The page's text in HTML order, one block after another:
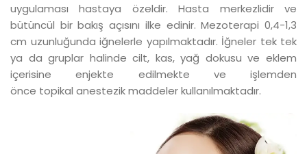
uygulaması hastaya özeldir. Hasta merkezlidir ve
bütüncül bir bakış açısını ilke edinir. Mezoterapi 0,4-1,3
cm uzunluğunda iğnelerle yapılmaktadır. İğneler tek tek
ya da gruplar halinde cilt, kas, yağ dokusu ve eklem
içerisine enjekte edilmekte ve işlemden
önce topikal anestezik maddeler kullanılmaktadır.